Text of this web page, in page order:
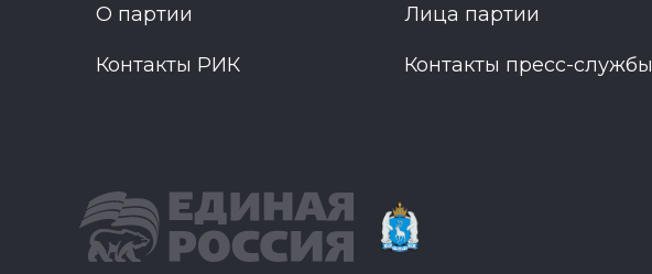
О партии Лица партии
Контакты РИК Контакты пресс-службы